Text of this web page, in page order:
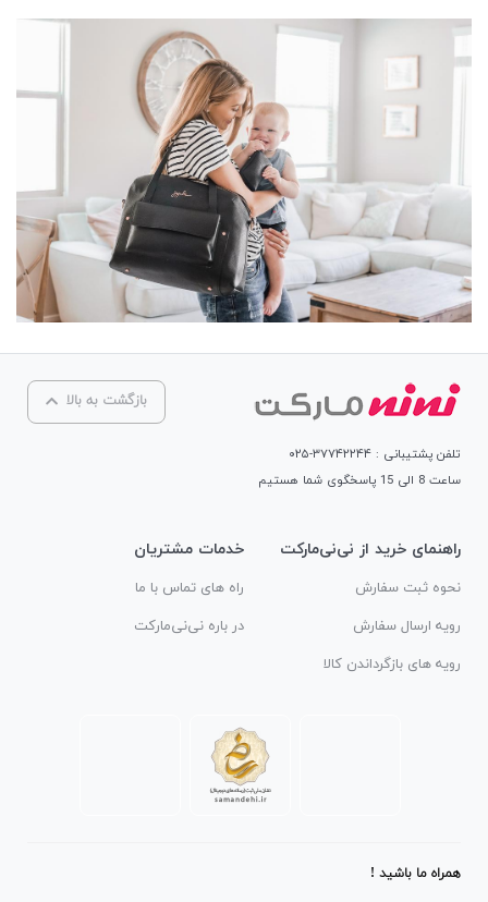
بازگشت به بالا
تلفن پشتیبانی : ۳۷۷۴۲۲۴۴-۰۲۵
ساعت 8 الی 15 پاسخگوی شما هستیم
راهنمای خرید از نی‌نی‌مارکت
نحوه ثبت سفارش
رویه ارسال سفارش
رویه های بازگرداندن کالا
خدمات مشتریان
راه های تماس با ما
در باره نی‌نی‌مارکت
همراه ما باشید !